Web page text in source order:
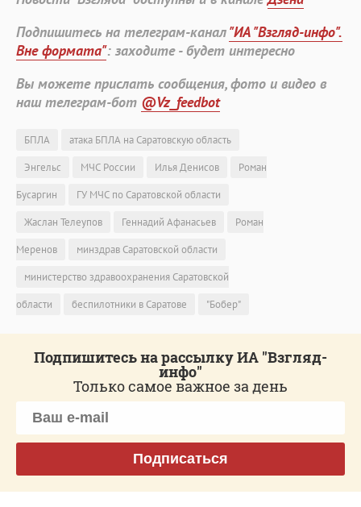
Подпишитесь на телеграм-канал"ИА "Взгляд-инфо".
Вне формата": заходите - будет интересно
Вы можете прислать сообщения, фото и видео в
наш телеграм-бот @Vz_feedbot
БПЛА
атака БПЛА на Саратовскую область
Энгельс
МЧС России Илья Денисов
Роман
Бусаргин
ГУ МЧС по Саратовской области
Жаслан Телеупов
Геннадий Афанасьев
Роман
Меренов
минздрав Саратовской области
министерство здравоохранения Саратовской
области
беспилотники в Саратове "Бобер"
Подпишитесь на рассылку ИА "Взгляд-
инфо"
Только самое важное за день
Подписаться